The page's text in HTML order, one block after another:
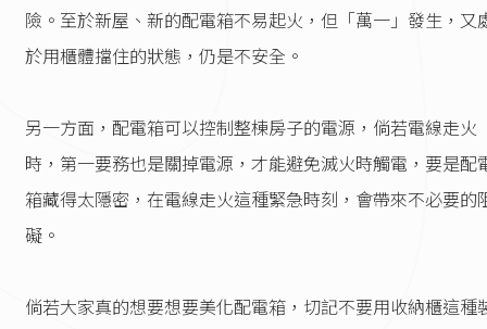
險。至於新屋、新的配電箱不易起火，但「萬一」發生，又
於用櫃體擋住的狀態，仍是不安全。
另一方面，配電箱可以控制整棟房子的電源，倘若電線走火
時，第一要務也是關掉電源，才能避免滅火時觸電，要是配
箱藏得太隱密，在電線走火這種緊急時刻，會帶來不必要的
礙。
倘若大家真的想要想要美化配電箱，切記不要用收納櫃這種